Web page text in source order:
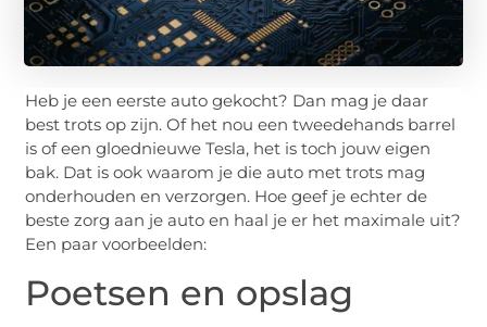
Heb je een eerste auto gekocht? Dan mag je daar
best trots op zijn. Of het nou een tweedehands barrel
is of een gloednieuwe Tesla, het is toch jouw eigen
bak. Dat is ook waarom je die auto met trots mag
onderhouden en verzorgen. Hoe geef je echter de
beste zorg aan je auto en haal je er het maximale uit?
Een paar voorbeelden:
Poetsen en opslag